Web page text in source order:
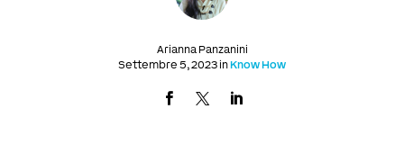
Arianna Panzanini
Settembre 5, 2023 inKnow How